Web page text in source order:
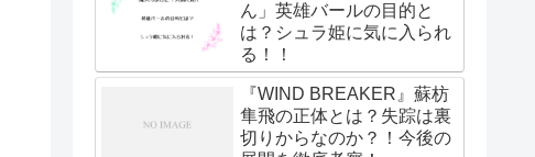
ん」英雄バールの目的と
は？シュラ姫に気に入られ
る！！
『WIND BREAKER』蘇枋
隼飛の正体とは？失踪は裏
切りからなのか？！今後の